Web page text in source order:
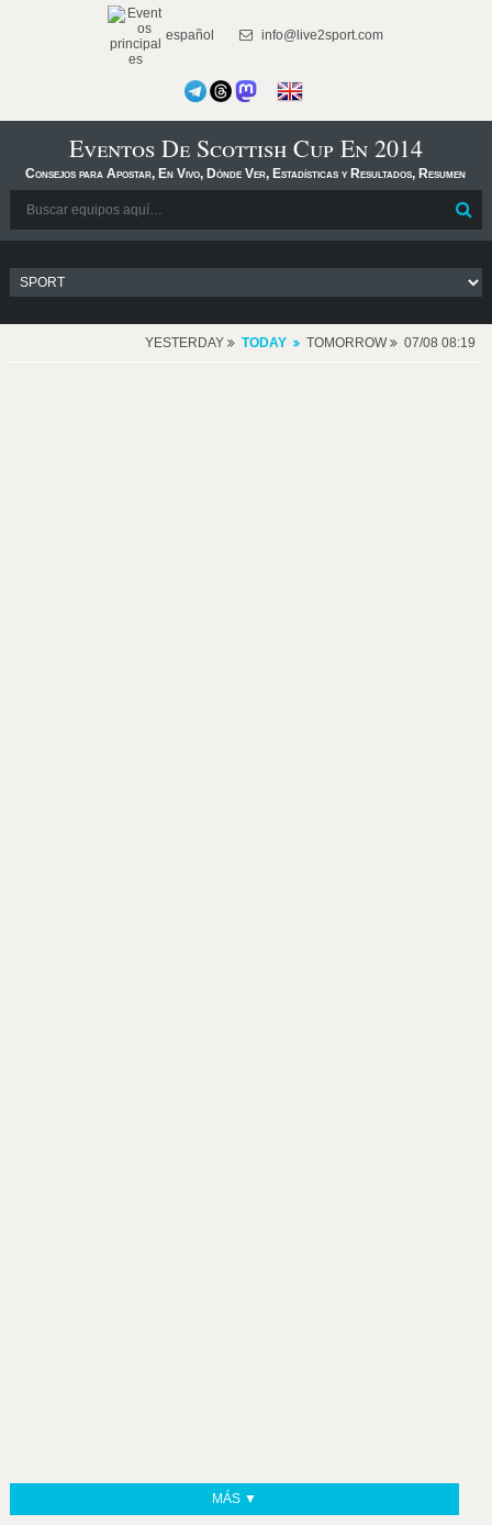
español info@live2sport.com
Eventos De Scottish Cup En 2014
Consejos para Apostar, En Vivo, Dónde Ver, Estadísticas y Resultados, Resumen
YESTERDAY TODAY TOMORROW 07/08 08:19
MÁS ▼